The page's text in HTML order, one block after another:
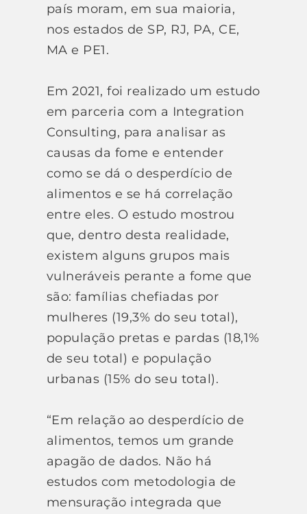
país moram, em sua maioria,
nos estados de SP, RJ, PA, CE,
MA e PE1.
Em 2021, foi realizado um estudo
em parceria com a Integration
Consulting, para analisar as
causas da fome e entender
como se dá o desperdício de
alimentos e se há correlação
entre eles. O estudo mostrou
que, dentro desta realidade,
existem alguns grupos mais
vulneráveis perante a fome que
são: famílias chefiadas por
mulheres (19,3% do seu total),
população pretas e pardas (18,1%
de seu total) e população
urbanas (15% do seu total).
“Em relação ao desperdício de
alimentos, temos um grande
apagão de dados. Não há
estudos com metodologia de
mensuração integrada que